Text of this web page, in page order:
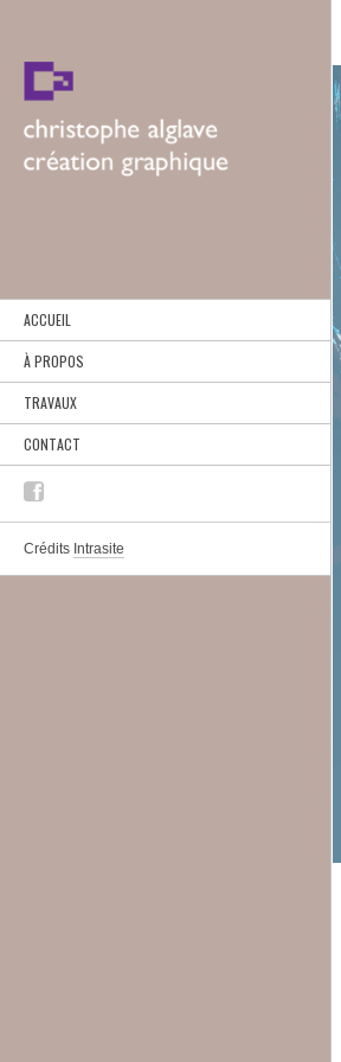
ACCUEIL
À PROPOS
TRAVAUX
CONTACT
Crédits Intrasite